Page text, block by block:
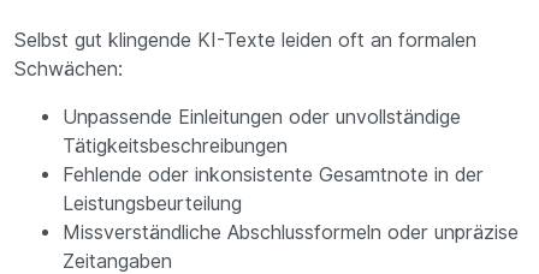
Selbst gut klingende KI-Texte leiden oft an formalen
Schwächen:
Unpassende Einleitungen oder unvollständige
Tätigkeitsbeschreibungen
Fehlende oder inkonsistente Gesamtnote in der
Leistungsbeurteilung
Missverständliche Abschlussformeln oder unpräzise
Zeitangaben